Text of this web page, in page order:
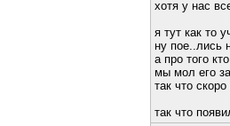
хотя у нас
я тут как то
ну пое..лись
а про того
мы мол его
так что
так что